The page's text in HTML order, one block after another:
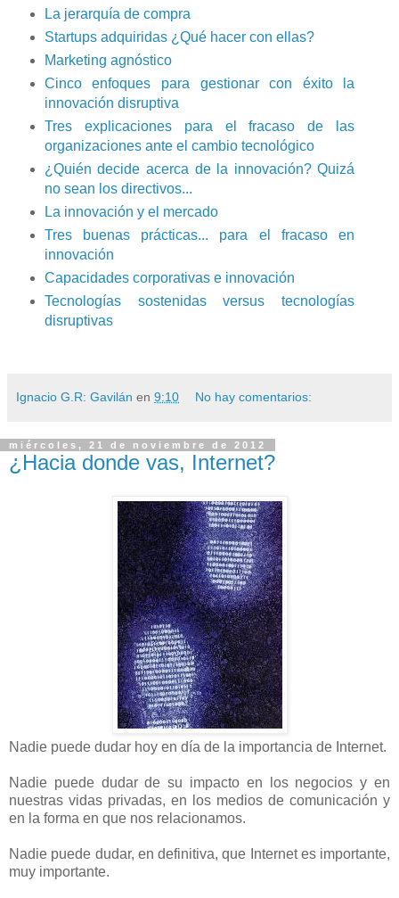
La jerarquía de compra
Startups adquiridas ¿Qué hacer con ellas?
Marketing agnóstico
Cinco enfoques para gestionar con éxito la
innovación disruptiva
Tres explicaciones para el fracaso de las
organizaciones ante el cambio tecnológico
¿Quién decide acerca de la innovación? Quizá
no sean los directivos...
La innovación y el mercado
Tres buenas prácticas... para el fracaso en
innovación
Capacidades corporativas e innovación
Tecnologías sostenidas versus tecnologías
disruptivas
Ignacio G.R: Gavilán en 9:10 No hay comentarios:
miércoles, 21 de noviembre de 2012
¿Hacia donde vas, Internet?
Nadie puede dudar hoy en día de la importancia de Internet.
Nadie puede dudar de su impacto en los negocios y en
nuestras vidas privadas, en los medios de comunicación y
en la forma en que nos relacionamos.
Nadie puede dudar, en definitiva, que Internet es importante,
muy importante.